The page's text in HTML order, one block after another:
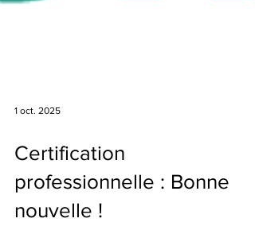
Certification
professionnelle : Bonne